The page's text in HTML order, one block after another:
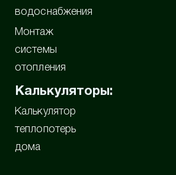
водоснабжения
Монтаж
системы
отопления
Калькуляторы:
Калькулятор
теплопотерь
дома